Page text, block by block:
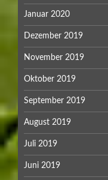
Januar 2020
Dezember 2019
November 2019
Oktober 2019
September 2019
August 2019
Juli 2019
Juni 2019